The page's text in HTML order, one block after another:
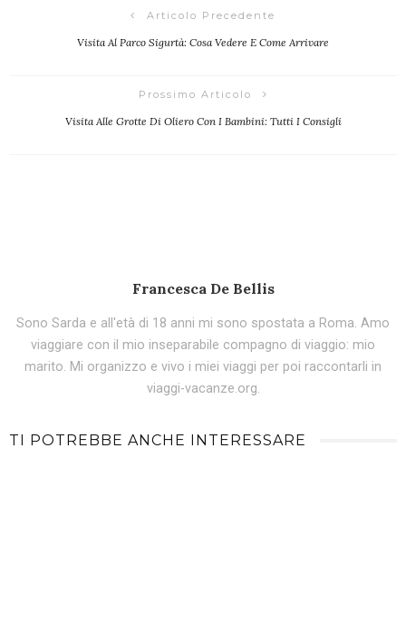
Articolo Precedente
Visita Al Parco Sigurtà: Cosa Vedere E Come Arrivare
Prossimo Articolo
Visita Alle Grotte Di Oliero Con I Bambini: Tutti I Consigli
Francesca De Bellis
Sono Sarda e all'età di 18 anni mi sono spostata a Roma. Amo
viaggiare con il mio inseparabile compagno di viaggio: mio
marito. Mi organizzo e vivo i miei viaggi per poi raccontarli in
viaggi-vacanze.org.
TI POTREBBE ANCHE INTERESSARE